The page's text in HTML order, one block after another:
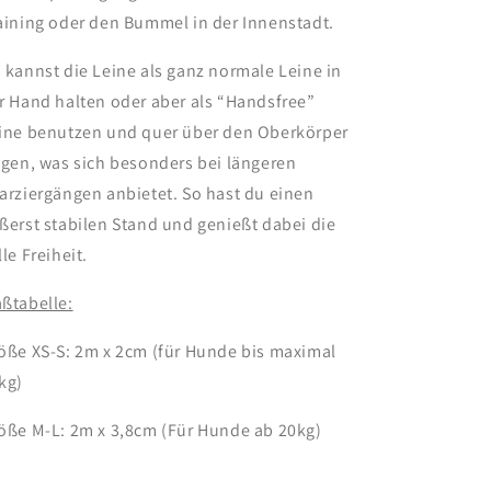
oder den Bummel in der Innenstadt.
kannst die Leine als ganz normale Leine in
Hand halten oder aber als “Handsfree”
benutzen und quer über den Oberkörper
was sich besonders bei längeren
anbietet. So hast du einen
stabilen Stand und genießt dabei die
Freiheit.
XS-S: 2m x 2cm (für Hunde bis maximal
M-L: 2m x 3,8cm (Für Hunde ab 20kg)